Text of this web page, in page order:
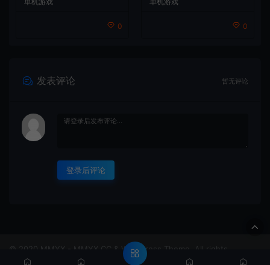
0 0
发表评论 暂无评论
登录后评论
© 2020 MMYX - MMYX.CC & WordPress Theme. All rights
reserved
闽ICP备888888888号